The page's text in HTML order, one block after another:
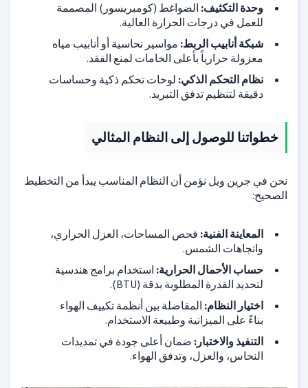
وحدة التكثيف:الضواغط (كومبريسور) المصممة
للعمل في درجات الحرارة العالية.
شبكة أنابيب الربط:مواسير نحاسية أو أنابيب مياه
معزولة حرارياً بأعلى الخامات لمنع الفقد.
نظام التحكم الذكي:لوحات تحكم ذكية وحساسات
دقيقة لتنظيم تدفق التبريد.
خطواتنا للوصول إلى النظام المثالي
نحن في جرين ويل نؤمن أن النظام المناسب يبدأ من التخطيط
الصحيح:
المعاينة الفنية:فحص المساحات، العزل الحراري،
واتجاهات الشمس.
حساب الأحمال الحرارية:استخدام برامج هندسية
لتحديد القدرة المطلوبة بدقة (BTU).
اختيار النظام:المفاضلة بين أنظمة تكييف الهواء
بناءً على الميزانية وطبيعة الاستخدام.
التنفيذ والاختبار:ضمان أعلى جودة في تمديدات
النحاس، والعزل، وتدفق الهواء.